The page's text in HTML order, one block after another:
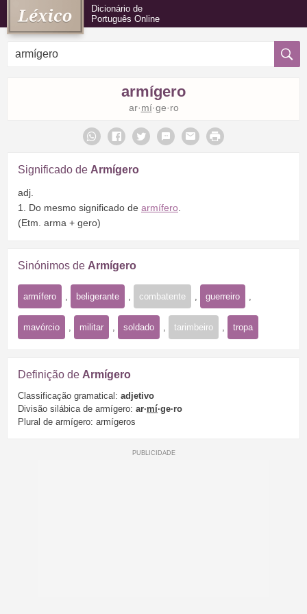
Dicionário de
Português Online
armígero
ar·mí·ge·ro
Significado de Armígero
adj.
1. Do mesmo significado de armífero
(Etm. arma + gero)
Sinónimos de Armígero
armífero beligerante combatente guerreiro
mavórcio militar soldado tarimbeiro tropa
Definição de Armígero
Classificação gramatical: adjetivo
Divisão silábica de armígero: ar·mí·ge·ro
Plural de armígero: armígeros